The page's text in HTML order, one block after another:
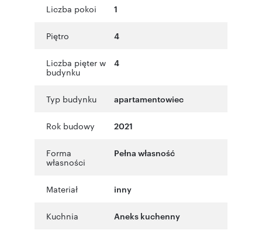
Liczba pokoi 1
Piętro 4
Liczba pięter w
budynku
4
Typ budynku apartamentowiec
Rok budowy 2021
Forma
własności
Pełna własność
Materiał inny
Kuchnia Aneks kuchenny